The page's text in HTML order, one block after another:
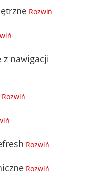
Rozwiń
nawigacji
Rozwiń
Rozwiń
Rozwiń